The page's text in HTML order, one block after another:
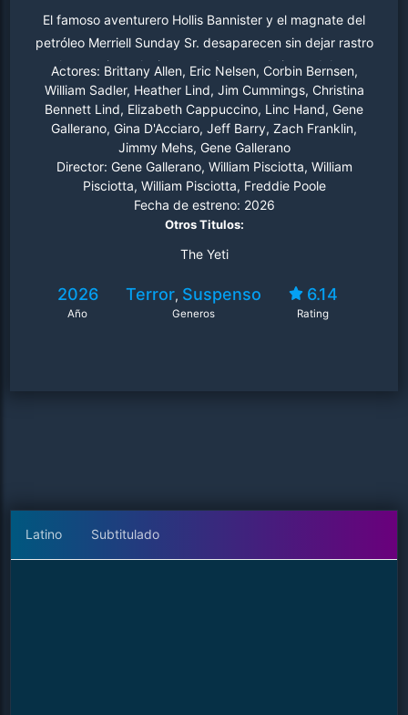
El famoso aventurero Hollis Bannister y el magnate del
petróleo Merriell Sunday Sr. desaparecen sin dejar rastro
en los parajes salvajes azotados por el viento del norte
de Alaska. Mientras Ellie Bannister y Merriell Sunday Jr.
emprenden la búsqueda de sus padres desaparecidos,
el peligro aumenta en la nieve. Algo se ha dado cuenta
de su expedición... el yeti.
Actores: Brittany Allen, Eric Nelsen, Corbin Bernsen,
William Sadler, Heather Lind, Jim Cummings, Christina
Bennett Lind, Elizabeth Cappuccino, Linc Hand, Gene
Gallerano, Gina D'Acciaro, Jeff Barry, Zach Franklin,
Jimmy Mehs, Gene Gallerano
Director: Gene Gallerano, William Pisciotta, William
Pisciotta, William Pisciotta, Freddie Poole
Fecha de estreno: 2026
Otros Titulos:
The Yeti
2026
Año
Terror, Suspenso
Generos
6.14
Rating
Latino Subtitulado